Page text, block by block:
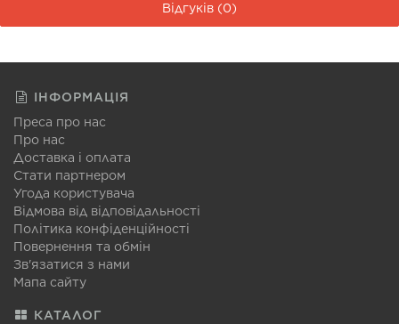
Відгуків (0)
ІНФОРМАЦІЯ
Преса про нас
Про нас
Доставка і оплата
Стати партнером
Угода користувача
Відмова від відповідальності
Політика конфіденційності
Повернення та обмін
Зв'язатися з нами
Мапа сайту
КАТАЛОГ